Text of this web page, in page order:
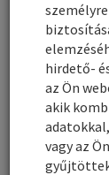
Főoldal/
Szőkített haj
hirdető-
az Ön
akik
vagy az